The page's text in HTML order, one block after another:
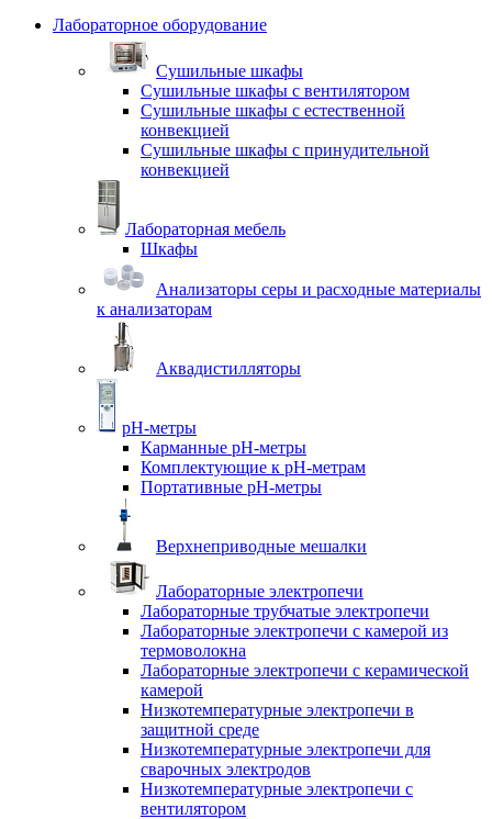
Лабораторное оборудование
Cушильные шкафы
Сушильные шкафы с вентилятором
Сушильные шкафы с естественной
конвекцией
Сушильные шкафы с принудительной
конвекцией
Лабораторная мебель
Шкафы
Анализаторы серы и расходные материалы
к анализаторам
Аквадистилляторы
pH-метры
Карманные pH-метры
Комплектующие к pH-метрам
Портативные pH-метры
Верхнеприводные мешалки
Лабораторные электропечи
Лабораторные трубчатые электропечи
Лабораторные электропечи с камерой из
термоволокна
Лабораторные электропечи с керамической
камерой
Низкотемпературные электропечи в
защитной среде
Низкотемпературные электропечи для
cварочных электродов
Низкотемпературные электропечи с
вентилятором